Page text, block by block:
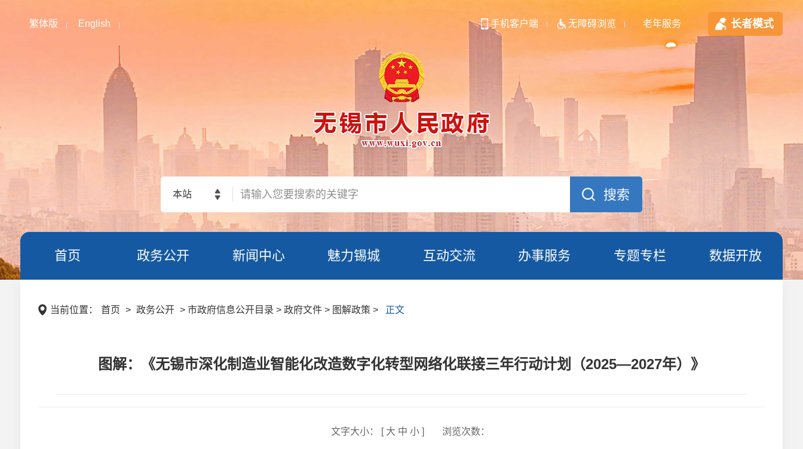
繁体版 English 手机客户端 无障碍浏览 老年服务 长者模式
本站
首页 政务公开 新闻中心 魅力锡城 互动交流 办事服务 专题专栏 数据开放
当前位置： 首页 > 政务公开 > 市政府信息公开目录 > 政府文件 > 图解政策 > 正文
图解：《无锡市深化制造业智能化改造数字化转型网络化联接三年行动计划（2025—2027年）》
文字大小： [ 大 中 小] 浏览次数：